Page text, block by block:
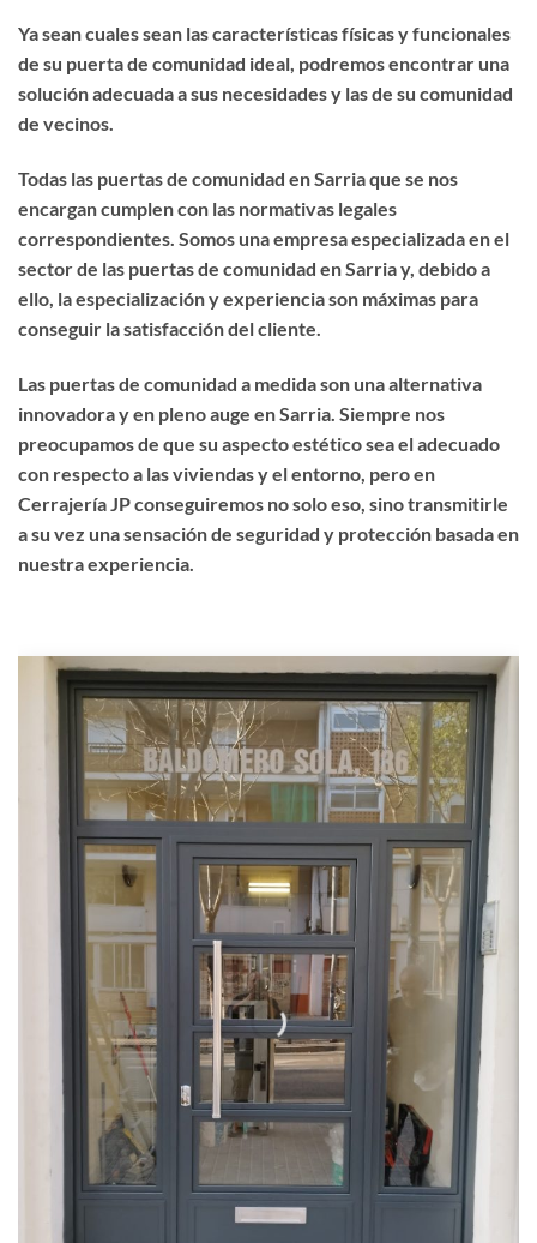
Ya sean cuales sean las características físicas y funcionales
de su puerta de comunidad ideal, podremos encontrar una
solución adecuada a sus necesidades y las de su comunidad
de vecinos.
Todas las puertas de comunidad en Sarria que se nos
encargan cumplen con las normativas legales
correspondientes. Somos una empresa especializada en el
sector de las puertas de comunidad en Sarria y, debido a
ello, la especialización y experiencia son máximas para
conseguir la satisfacción del cliente.
Las puertas de comunidad a medida son una alternativa
innovadora y en pleno auge en Sarria. Siempre nos
preocupamos de que su aspecto estético sea el adecuado
con respecto a las viviendas y el entorno, pero en
Cerrajería JP conseguiremos no solo eso, sino transmitirle
a su vez una sensación de seguridad y protección basada en
nuestra experiencia.